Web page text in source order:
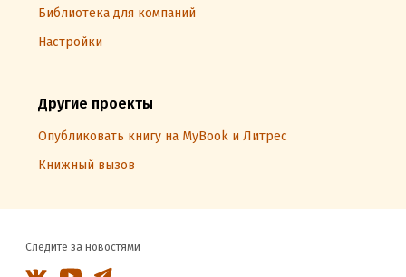
Библиотека для компаний
Настройки
Другие проекты
Опубликовать книгу на MyBook и Литрес
Книжный вызов
Следите за новостями